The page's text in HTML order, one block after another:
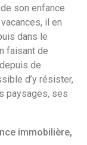
son enfance
il en
dans le
faisant de
de
d’y résister,
paysages, ses
immobilière,